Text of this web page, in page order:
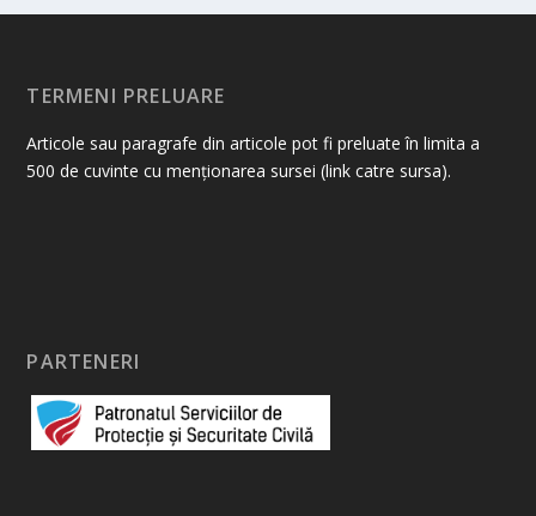
TERMENI PRELUARE
Articole sau paragrafe din articole pot fi preluate în limita a
500 de cuvinte cu menționarea sursei (link catre sursa).
PARTENERI